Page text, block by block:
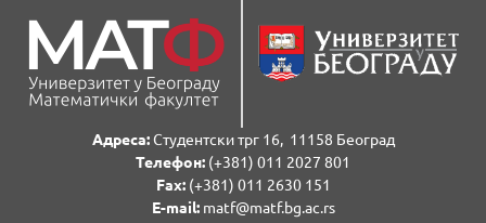
Адреса:Студентски трг 16, 11158 Београд
Телефон: (+381) 011 2027 801
Fаx:(+381) 011 2630 151
E-mail:matf@matf.bg.ac.rs